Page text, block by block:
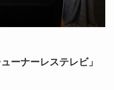
ーナーレステレビ」